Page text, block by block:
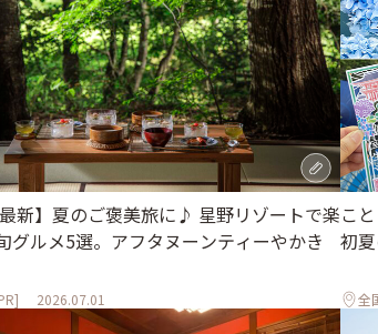
最新】夏のご褒美旅に♪ 星野リゾートで楽
グルメ5選。アフタヌーンティーやかき
2026.07.01
こ
初
全